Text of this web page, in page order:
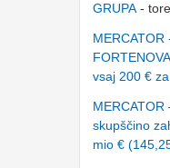
GRUPA-
vsaj 200 €
skupščino
mio €